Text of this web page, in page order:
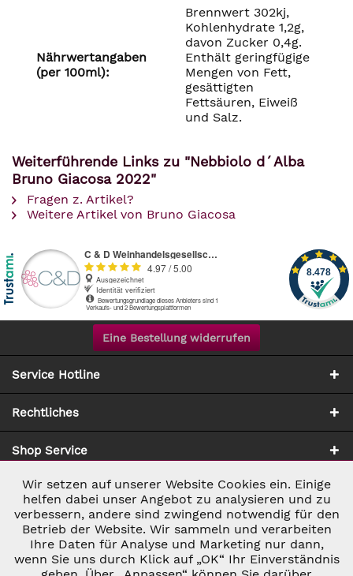
Nährwertangaben
(per 100ml):
Brennwert 302kj,
Kohlenhydrate 1,2g,
davon Zucker 0,4g.
Enthält geringfügige
Mengen von Fett,
gesättigten
Fettsäuren, Eiweiß
und Salz.
Weiterführende Links zu "Nebbiolo d´Alba
Bruno Giacosa 2022"
Fragen z. Artikel?
Weitere Artikel von Bruno Giacosa
Eine Bestellung widerrufen
Service Hotline
Rechtliches
Shop Service
Zahlung & Versand
Notwendig Aktiv
Marketing Inaktiv
Wir setzen auf unserer Website Cookies ein. Einige
helfen dabei unser Angebot zu analysieren und zu
verbessern, andere sind zwingend notwendig für den
Betrieb der Website. Wir sammeln und verarbeiten
Ihre Daten für Analyse und Marketing nur dann,
wenn Sie uns durch Klick auf „OK“ Ihr Einverständnis